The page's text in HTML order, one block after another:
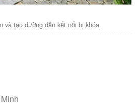
và tạo đường dẫn kết nối bị khóa.